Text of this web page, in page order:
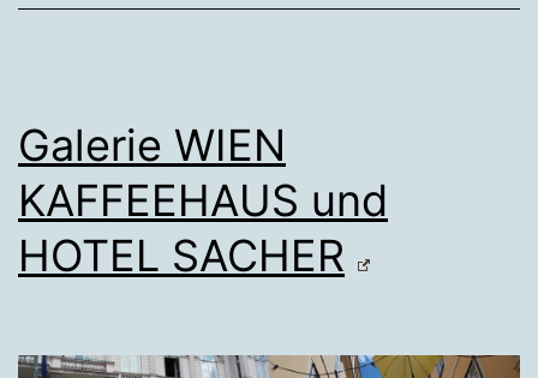
Galerie WIEN
KAFFEEHAUS und
HOTEL SACHER